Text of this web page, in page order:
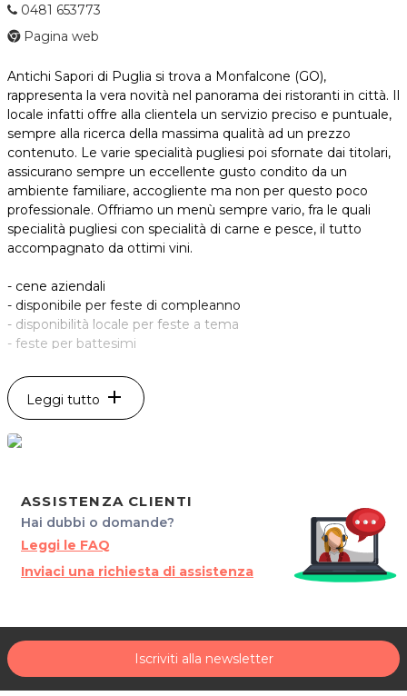
0481 653773
Pagina web
Antichi Sapori di Puglia si trova a Monfalcone (GO),
rappresenta la vera novità nel panorama dei ristoranti in città. Il
locale infatti offre alla clientela un servizio preciso e puntuale,
sempre alla ricerca della massima qualità ad un prezzo
contenuto. Le varie specialità pugliesi poi sfornate dai titolari,
assicurano sempre un eccellente gusto condito da un
ambiente familiare, accogliente ma non per questo poco
professionale. Offriamo un menù sempre vario, fra le quali
specialità pugliesi con specialità di carne e pesce, il tutto
accompagnato da ottimi vini.
- cene aziendali
- disponibile per feste di compleanno
- disponibilità locale per feste a tema
- feste per battesimi
- pizze da asporto
- servizio bar
- carni nazionali
- pesce fresco
Vi attende tutti per farvi assaporare e gustare tutte le sue
specialità e ,dandovi il benvenuto nel suo sito internet, si
attrezza per accogliervi con estrema cordialità e simpatia.
Per saperne di più visita il nostro sito:
ANTICHI SAPORI DI PUGLIA
Via C. Cosulich 97à
34074 Monfalcone (GO)
Tel. 0481 653773
Leggi tutto add
ASSISTENZA CLIENTI
Hai dubbi o domande?
Leggi le FAQ
Inviaci una richiesta di assistenza
Iscriviti alla newsletter